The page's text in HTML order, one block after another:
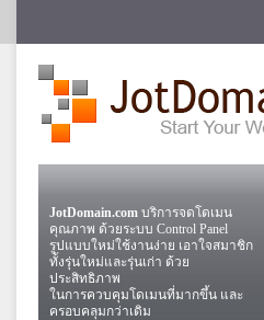
JotDomain.com บริการจดโดเมน
คุณภาพ ด้วยระบบ Control Panel
รูปแบบใหม่ใช้งานง่าย เอาใจสมาชิก
ทั้งรุ่นใหม่และรุ่นเก่า ด้วย
ประสิทธิภาพ
ในการควบคุมโดเมนที่มากขึ้น และ
ครอบคลุมกว่าเดิม